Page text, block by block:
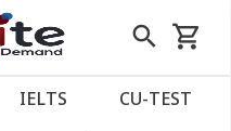
close
search
Skip
to
shopping_cart
รถเข็น
IELTS CU‑TEST